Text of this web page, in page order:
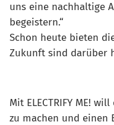
uns eine nachhaltige
begeistern.“
Schon heute bieten
Zukunft sind darüber
Mit ELECTRIFY ME!
zu machen und einen